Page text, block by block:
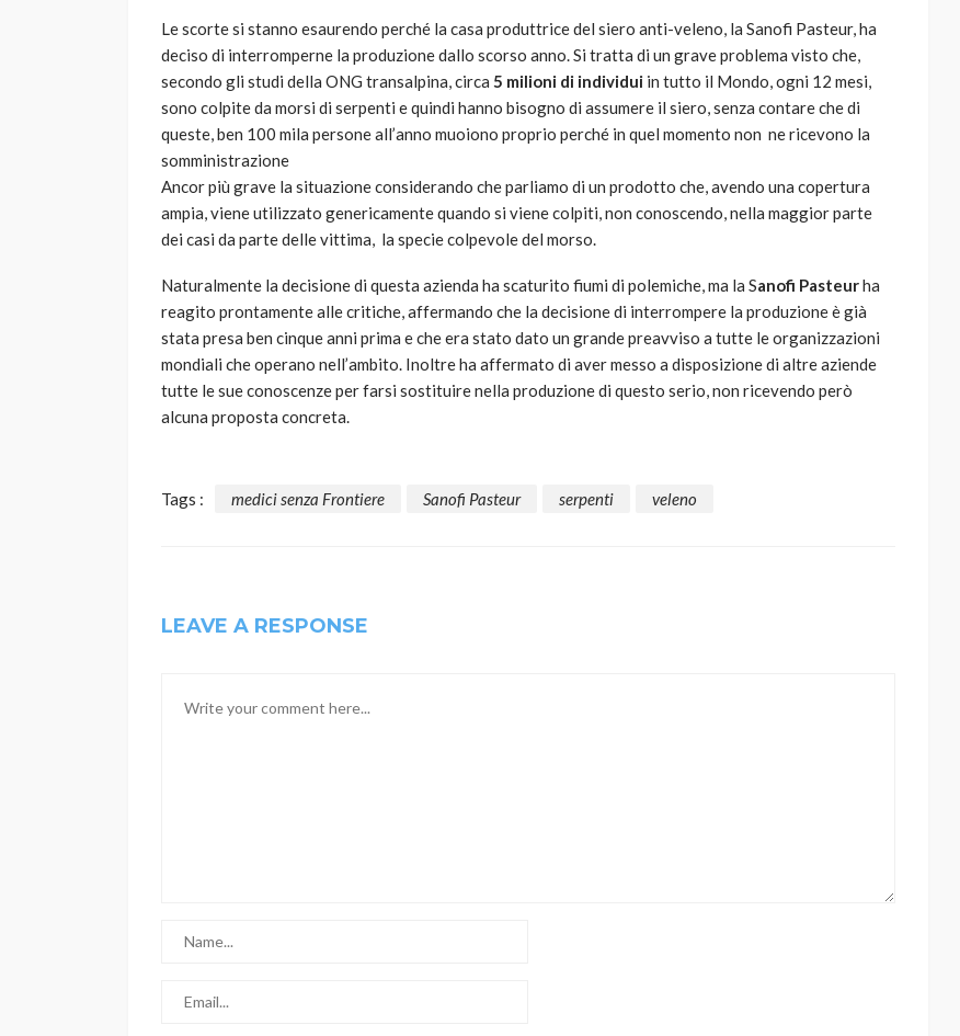
Le scorte si stanno esaurendo perché la casa produttrice del siero anti-veleno, la Sanofi Pasteur, ha
deciso di interromperne la produzione dallo scorso anno. Si tratta di un grave problema visto che,
secondo gli studi della ONG transalpina, circa 5 milioni di individui in tutto il Mondo, ogni 12 mesi,
sono colpite da morsi di serpenti e quindi hanno bisogno di assumere il siero, senza contare che di
queste, ben 100 mila persone all’anno muoiono proprio perché in quel momento non ne ricevono la
somministrazione
Ancor più grave la situazione considerando che parliamo di un prodotto che, avendo una copertura
ampia, viene utilizzato genericamente quando si viene colpiti, non conoscendo, nella maggior parte
dei casi da parte delle vittima, la specie colpevole del morso.
Naturalmente la decisione di questa azienda ha scaturito fiumi di polemiche, ma la Sanofi Pasteurha
reagito prontamente alle critiche, affermando che la decisione di interrompere la produzione è già
stata presa ben cinque anni prima e che era stato dato un grande preavviso a tutte le organizzazioni
mondiali che operano nell’ambito. Inoltre ha affermato di aver messo a disposizione di altre aziende
tutte le sue conoscenze per farsi sostituire nella produzione di questo serio, non ricevendo però
alcuna proposta concreta.
Tags : medici senza Frontiere Sanofi Pasteur serpenti veleno
LEAVE A RESPONSE